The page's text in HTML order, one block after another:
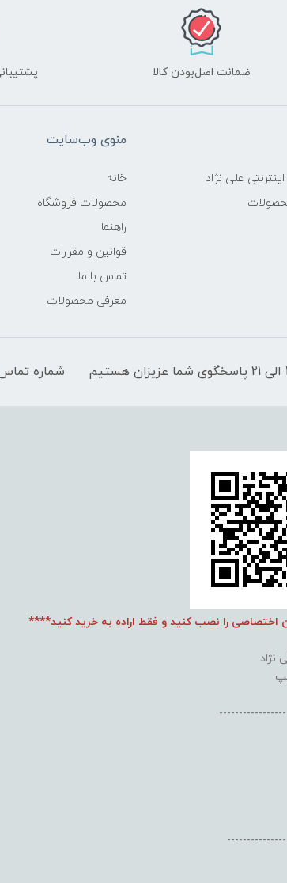
ضمانت اصل‌بودن کالا پشتیبانی 9 صبح
علی نژاد
منوی وب‌سایت
خانه
محصولات فروشگاه
راهنما
قوانین و مقررات
تماس با ما
معرفی محصولات
شماره
اختصاصی را نصب کنید و فقط اراده به خرید کنید****